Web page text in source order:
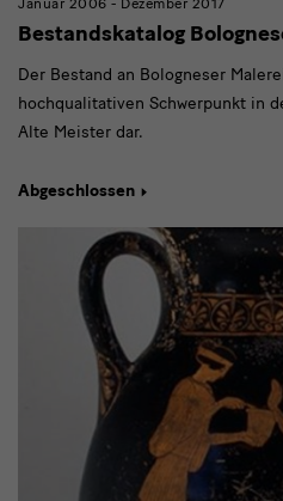
Bestandskatalog
Der Bestand an Bologneser
hochqualitativen Schwerpunkt in
Alte Meister dar.
Abgeschlossen